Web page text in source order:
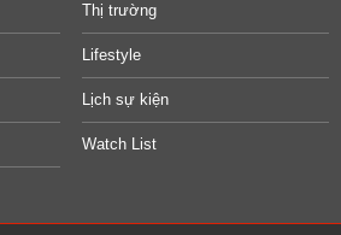
Thị trường
Lifestyle
Lịch sự kiện
Watch List